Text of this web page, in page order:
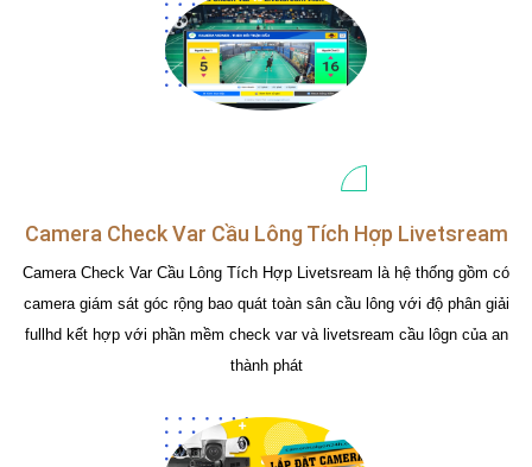
Camera Check Var Cầu Lông Tích Hợp Livetsream
Camera Check Var Cầu Lông Tích Hợp Livetsream là hệ thống gồm có
camera giám sát góc rộng bao quát toàn sân cầu lông với độ phân giải
fullhd kết hợp với phần mềm check var và livetsream cầu lôgn của an
thành phát